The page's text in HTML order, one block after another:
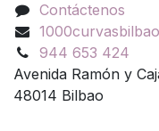
Contáctenos
944 653 424
Avenida Ramón y
48014 Bilbao